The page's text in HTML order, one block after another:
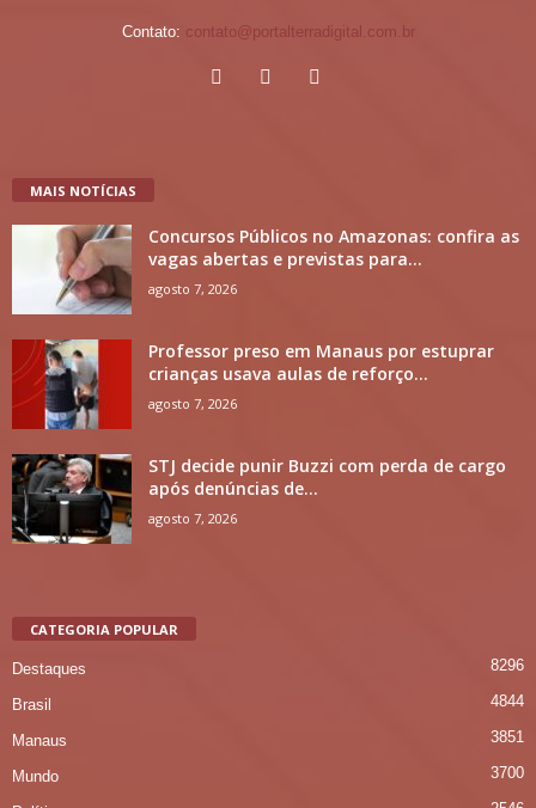
Contato: contato@portalterradigital.com.br
MAIS NOTÍCIAS
Concursos Públicos no Amazonas: confira as
vagas abertas e previstas para...
agosto 7, 2026
Professor preso em Manaus por estuprar
crianças usava aulas de reforço...
agosto 7, 2026
STJ decide punir Buzzi com perda de cargo
após denúncias de...
agosto 7, 2026
CATEGORIA POPULAR
Destaques 8296
Brasil 4844
Manaus 3851
Mundo 3700